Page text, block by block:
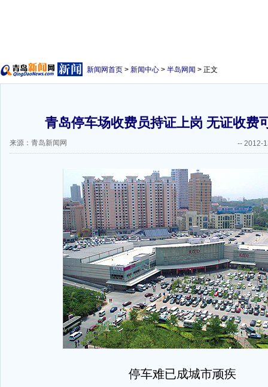
新闻网首页 > 新闻中心 > 半岛网闻 > 正文
青岛停车场收费员持证上岗 无证收费
来源：青岛新闻网 -- 2012-
停车难已成城市顽疾